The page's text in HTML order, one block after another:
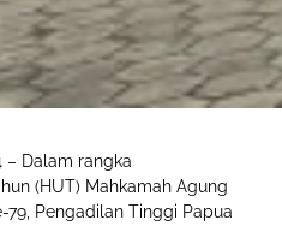
– Dalam rangka
(HUT) Mahkamah Agung
79, Pengadilan Tinggi Papua